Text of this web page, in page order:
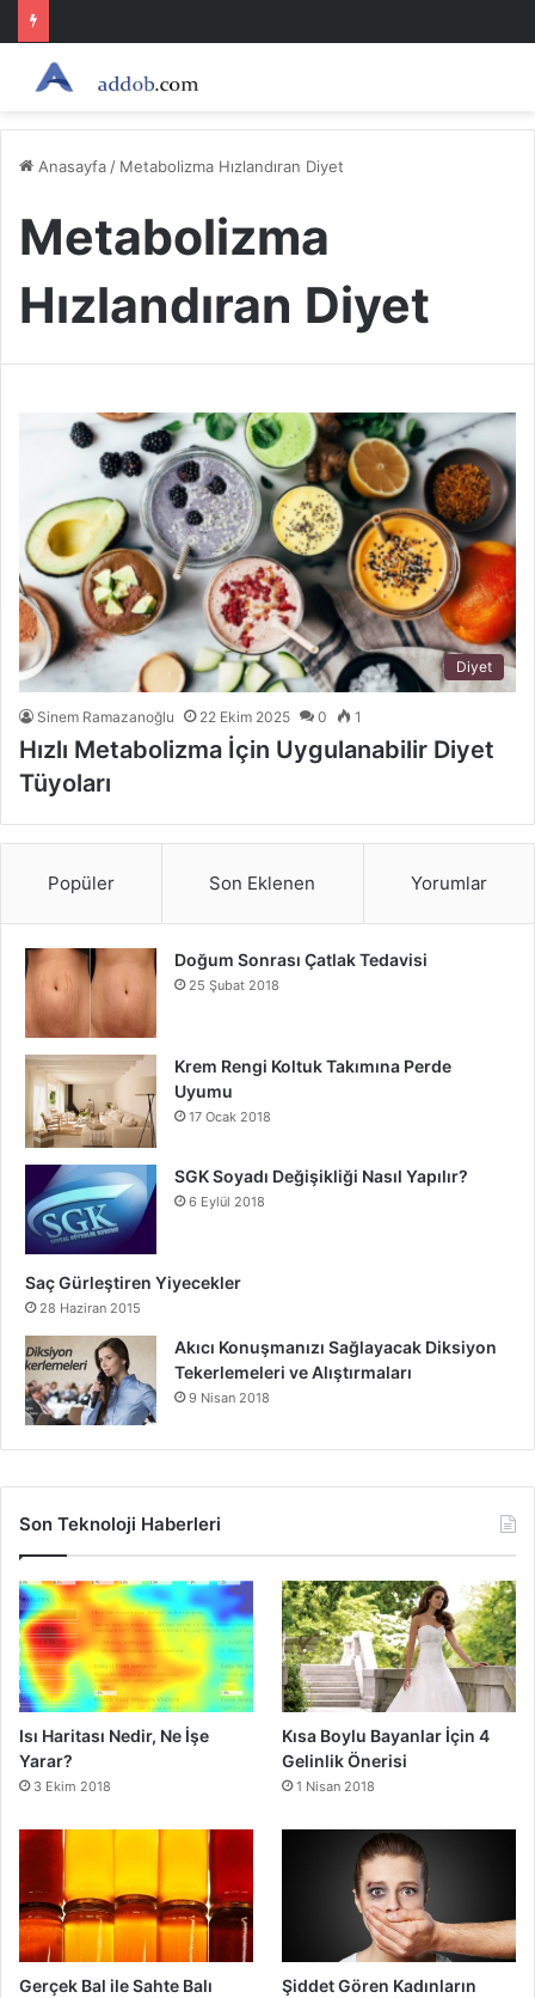
Anasayfa / Metabolizma Hızlandıran Diyet
Metabolizma
Hızlandıran Diyet
Diyet
Sinem Ramazanoğlu 22 Ekim 2025 0 1
Hızlı Metabolizma İçin Uygulanabilir Diyet
Tüyoları
Popüler Son Eklenen Yorumlar
Doğum Sonrası Çatlak Tedavisi
25 Şubat 2018
Krem Rengi Koltuk Takımına Perde
Uyumu
17 Ocak 2018
SGK Soyadı Değişikliği Nasıl Yapılır?
6 Eylül 2018
Saç Gürleştiren Yiyecekler
28 Haziran 2015
Akıcı Konuşmanızı Sağlayacak Diksiyon
Tekerlemeleri ve Alıştırmaları
9 Nisan 2018
Son Teknoloji Haberleri
Isı Haritası Nedir, Ne İşe
Yarar?
3 Ekim 2018
Kısa Boylu Bayanlar İçin 4
Gelinlik Önerisi
1 Nisan 2018
Gerçek Bal ile Sahte Balı
Şiddet Gören Kadınların